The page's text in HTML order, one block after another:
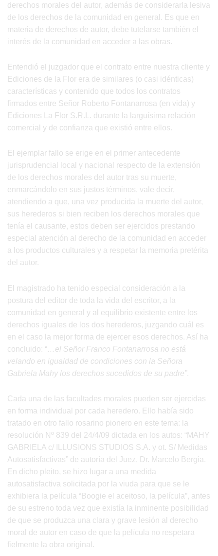
derechos morales del autor, además de considerarla lesiva
de los derechos de la comunidad en general. Es que en
materia de derechos de autor, debe tutelarse también el
interés de la comunidad en acceder a las obras.
Entendió el juzgador que el contrato entre nuestra cliente y
Ediciones de la Flor era de similares (o casi idénticas)
características y contenido que todos los contratos
firmados entre Señor Roberto Fontanarrosa (en vida) y
Ediciones La Flor S.R.L. durante la larguísima relación
comercial y de confianza que existió entre ellos.
El ejemplar fallo se erige en el primer antecedente
jurisprudencial local y nacional respecto de la extensión
de los derechos morales del autor tras su muerte,
enmarcándolo en sus justos términos, vale decir,
atendiendo a que, una vez producida la muerte del autor,
sus herederos si bien reciben los derechos morales que
tenía el causante, estos deben ser ejercidos prestando
especial atención al derecho de la comunidad en acceder
a los productos culturales y a respetar la memoria pretérita
del autor.
El magistrado ha tenido especial consideración a la
postura del editor de toda la vida del escritor, a la
comunidad en general y al equilibrio existente entre los
derechos iguales de los dos herederos, juzgando cuál es
en el caso la mejor forma de ejercer esos derechos. Así ha
concluido: “ …el Señor Franco Fontanarrosa no está
velando en igualdad de condiciones con la Señora
Gabriela Mahy los derechos sucedidos de su padre”.
Cada una de las facultades morales pueden ser ejercidas
en forma individual por cada heredero. Ello había sido
tratado en otro fallo rosarino pionero en este tema: la
resolución Nº 839 del 24/4/09 dictada en los autos: “MAHY
GABRIELA c/ ILLUSIONS STUDIOS S.A. y ot. S/ Medidas
Autosatisfactivas” de autoría del Juez, Dr. Marcelo Bergia.
En dicho pleito, se hizo lugar a una medida
autosatisfactiva solicitada por la viuda para que se le
exhibiera la película “Boogie el aceitoso, la película”, antes
de su estreno toda vez que existía la inminente posibilidad
de que se produzca una clara y grave lesión al derecho
moral de autor en caso de que la película no respetara
fielmente la obra original.